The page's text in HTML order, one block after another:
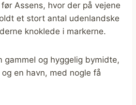
Assens, hvor der på vejene
et stort antal udenlandske
knoklede i markerne.
gammel og hyggelig bymidte,
en havn, med nogle få